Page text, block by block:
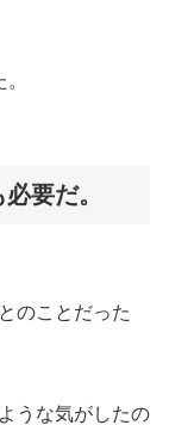
要だ。
のことだった
うな気がしたの